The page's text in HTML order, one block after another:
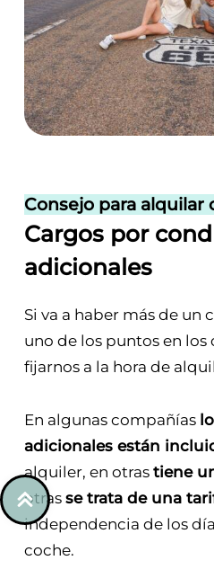
Consejo para alquilar
Cargos por
adicionales
Si va a haber más de un
uno de los puntos en
fijarnos a la hora de
En algunas compañías
adicionales están
alquiler, en otras tiene
otras se trata de una
independencia de los
coche.